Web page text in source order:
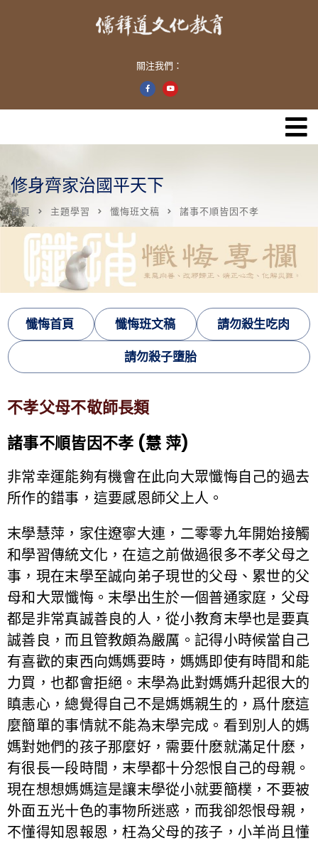
關注我們：
修身齊家治國平天下
首頁 主題學習 懺悔班文稿 諸事不順皆因不孝
懺悔首頁 懺悔班文稿 請勿殺生吃肉
請勿殺子墮胎
不孝父母不敬師長類
諸事不順皆因不孝 (慧 萍)
非常幸運能夠有機會在此向大眾懺悔自己的過去
所作的錯事，這要感恩師父上人。
末學慧萍，家住遼寧大連，二零零九年開始接觸
和學習傳統文化，在這之前做過很多不孝父母之
事，現在末學至誠向弟子現世的父母、累世的父
母和大眾懺悔。末學出生於一個普通家庭，父母
都是非常真誠善良的人，從小教育末學也是要真
誠善良，而且管教頗為嚴厲。記得小時候當自己
有喜歡的東西向媽媽要時，媽媽即使有時間和能
力買，也都會拒絕。末學為此對媽媽升起很大的
瞋恚心，總覺得自己不是媽媽親生的，爲什麽這
麼簡單的事情就不能為末學完成。看到別人的媽
媽對她們的孩子那麼好，需要什麽就滿足什麽，
有很長一段時間，末學都十分怨恨自己的母親。
現在想想媽媽這是讓末學從小就要簡樸，不要被
外面五光十色的事物所迷惑，而我卻怨恨母親，
不懂得知恩報恩，枉為父母的孩子，小羊尚且懂